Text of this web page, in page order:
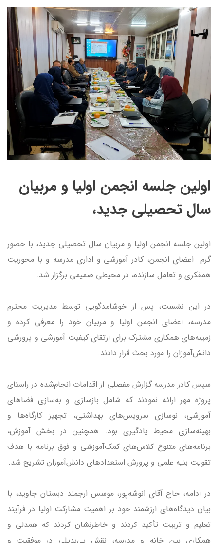
اولین جلسه انجمن اولیا و مربیان
سال تحصیلی جدید،
اولین جلسه انجمن اولیا و مربیان سال تحصیلی جدید، با حضور
گرم اعضای انجمن، کادر آموزشی و اداری مدرسه و با محوریت
همفکری و تعامل سازنده، در محیطی صمیمی برگزار شد.
در این نشست، پس از خوشامدگویی توسط مدیریت محترم
مدرسه، اعضای انجمن اولیا و مربیان خود را معرفی کرده و
زمینه‌های همکاری مشترک برای ارتقای کیفیت آموزشی و پرورشی
دانش‌آموزان را مورد بحث قرار دادند.
سپس کادر مدرسه گزارش مفصلی از اقدامات انجام‌شده در راستای
پروژه مهر ارائه نمودند که شامل بازسازی و به‌سازی فضاهای
آموزشی، نوسازی سرویس‌های بهداشتی، تجهیز کارگاه‌ها و
بهینه‌سازی محیط یادگیری بود. همچنین در بخش آموزش،
برنامه‌های متنوع کلاس‌های کمک‌آموزشی و فوق برنامه با هدف
تقویت بنیه علمی و پرورش استعدادهای دانش‌آموزان تشریح شد.
در ادامه، حاج آقای انوشه‌پور، موسس ارجمند دبستان جاوید، با
بیان دیدگاه‌های ارزشمند خود بر اهمیت مشارکت اولیا در فرآیند
تعلیم و تربیت تأکید کردند و خاطرنشان کردند که همدلی و
همکاری بین خانه و مدرسه، نقش بی‌بدیلی در موفقیت و